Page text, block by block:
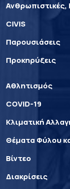
Ανθρωπιστικές,
CIVIS
Παρουσιάσεις
Προκηρύξεις
Αθλητισμός
COVID-19
Κλιματική
Θέματα Φύλου
Βίντεο
Διακρίσεις